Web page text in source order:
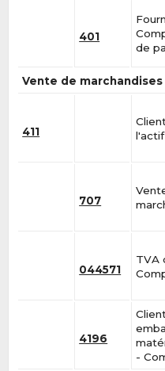
401
de
Vente de marchandises
411
707
044571
TVA
4196
-